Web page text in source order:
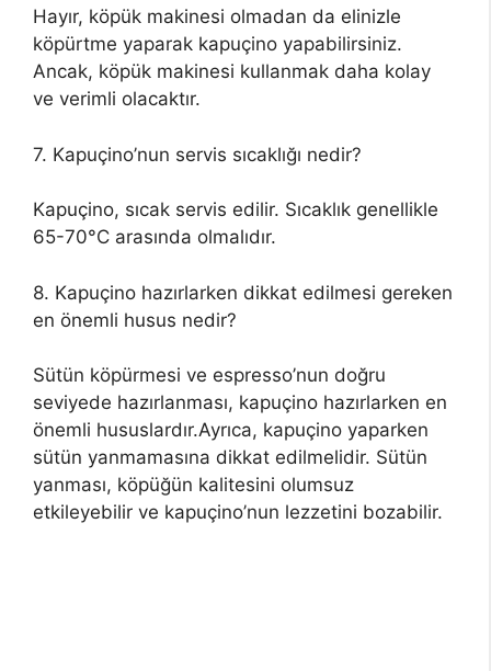
Hayır, köpük makinesi olmadan da elinizle
köpürtme yaparak kapuçino yapabilirsiniz.
Ancak, köpük makinesi kullanmak daha kolay
ve verimli olacaktır.
7. Kapuçino’nun servis sıcaklığı nedir?
Kapuçino, sıcak servis edilir. Sıcaklık genellikle
65-70°C arasında olmalıdır.
8. Kapuçino hazırlarken dikkat edilmesi gereken
en önemli husus nedir?
Sütün köpürmesi ve espresso’nun doğru
seviyede hazırlanması, kapuçino hazırlarken en
önemli hususlardır.Ayrıca, kapuçino yaparken
sütün yanmamasına dikkat edilmelidir. Sütün
yanması, köpüğün kalitesini olumsuz
etkileyebilir ve kapuçino’nun lezzetini bozabilir.